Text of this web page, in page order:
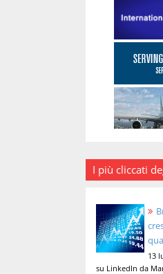
I più cliccati
13
su LinkedIn da